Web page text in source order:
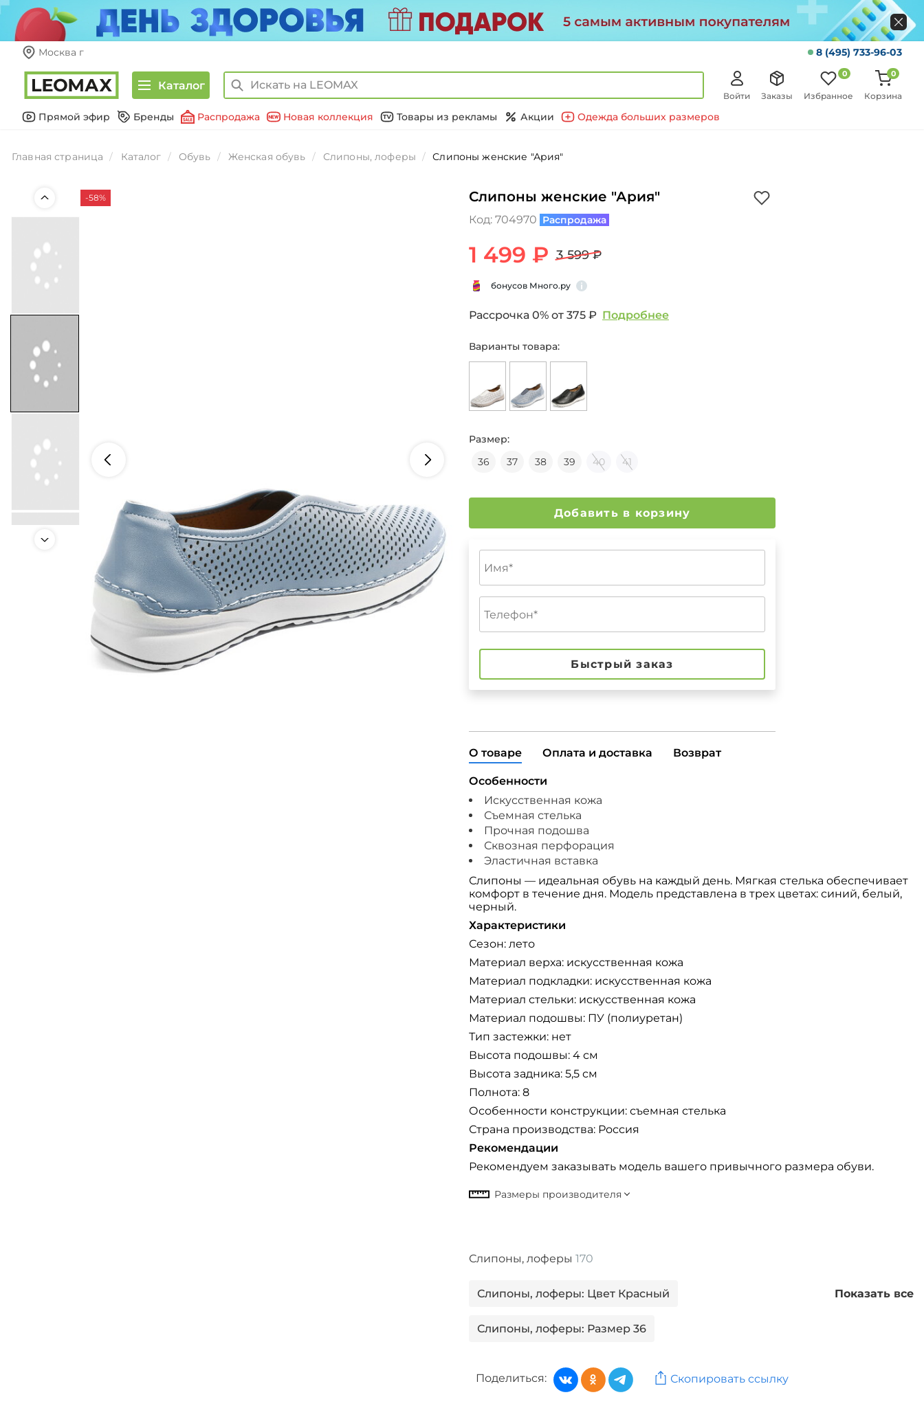
Москва г 8 (495) 733-96-03
Каталог
Войти Заказы Избранное
0
Корзина
0
Прямой эфир Бренды Распродажа Новая коллекция Товары из рекламы Акции Одежда больших размеров
Главная страница Каталог Обувь Женская обувь Слипоны, лоферы Слипоны женские "Ария"
-58% Слипоны женские "Ария"
Код: 704970 Распродажа
1 499 ₽ 3 599 ₽
бонусов Много.ру
Рассрочка 0% от 375 ₽ Подробнее
Варианты товара:
Размер:
36
37 38 39 40 41
Добавить в корзину
Быстрый заказ
О товаре Оплата и доставка Возврат
Особенности
Искусственная кожа
Съемная стелька
Прочная подошва
Сквозная перфорация
Эластичная вставка
Слипоны — идеальная обувь на каждый день. Мягкая стелька обеспечивает
комфорт в течение дня. Модель представлена в трех цветах: синий, белый,
черный.
Характеристики
Сезон: лето
Материал верха: искусственная кожа
Материал подкладки: искусственная кожа
Материал стельки: искусственная кожа
Материал подошвы: ПУ (полиуретан)
Тип застежки: нет
Высота подошвы: 4 см
Высота задника: 5,5 см
Полнота: 8
Особенности конструкции: съемная стелька
Страна производства: Россия
Рекомендации
Рекомендуем заказывать модель вашего привычного размера обуви.
Слипоны, лоферы 170
Слипоны, лоферы: Цвет Красный
Слипоны, лоферы: Размер 36
Показать все
Поделиться: Скопировать ссылку